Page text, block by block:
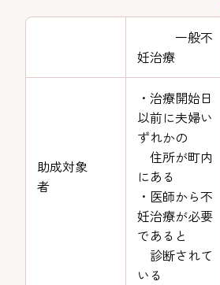
一般不
妊治療
助成対象
者
・治療開始日
以前に夫婦い
ずれかの
住所が町内
にある
・医師から不
妊治療が必要
であると
診断されて
いる